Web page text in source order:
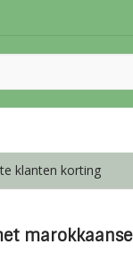
klanten korting
marokkaanse